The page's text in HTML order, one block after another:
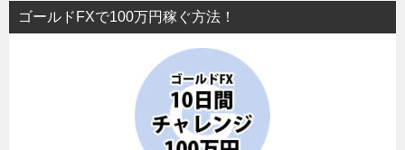
ゴールドFXで100万円稼ぐ方法！